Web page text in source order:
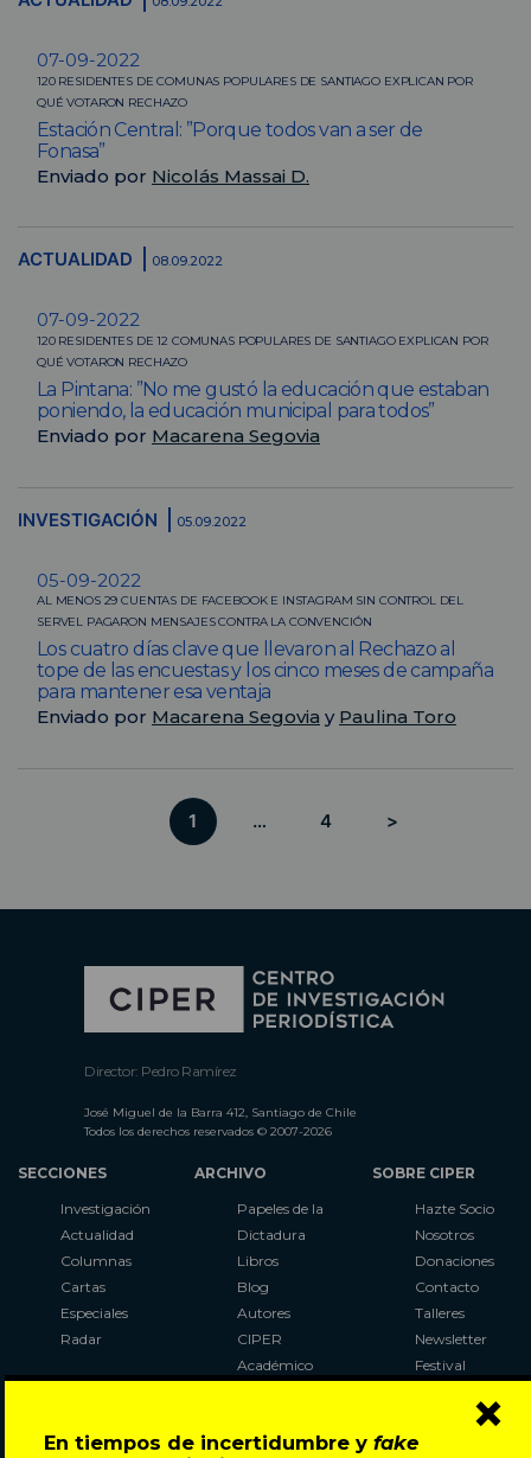
En tiempos de incertidumbre y fake
×
07-09-2022
120 RESIDENTES DE COMUNAS POPULARES DE SANTIAGO EXPLICAN POR
QUÉ VOTARON RECHAZO
Estación Central: ”Porque todos van a ser de
Fonasa”
Enviado por Nicolás Massai D.
ACTUALIDAD 08.09.2022
07-09-2022
120 RESIDENTES DE 12 COMUNAS POPULARES DE SANTIAGO EXPLICAN POR
QUÉ VOTARON RECHAZO
La Pintana: ”No me gustó la educación que estaban
poniendo, la educación municipal para todos”
Enviado por Macarena Segovia
INVESTIGACIÓN 05.09.2022
05-09-2022
AL MENOS 29 CUENTAS DE FACEBOOK E INSTAGRAM SIN CONTROL DEL
SERVEL PAGARON MENSAJES CONTRA LA CONVENCIÓN
Los cuatro días clave que llevaron al Rechazo al
tope de las encuestas y los cinco meses de campaña
para mantener esa ventaja
Enviado por Macarena Segovia y Paulina Toro
1 … 4 >
Director: Pedro Ramírez
José Miguel de la Barra 412, Santiago de Chile
Todos los derechos reservados © 2007-2026
SECCIONES
Investigación
Actualidad
Columnas
Cartas
Especiales
Radar
ARCHIVO
Papeles de la
Dictadura
Libros
Blog
Autores
CIPER
Académico
Al Plebiscito
SOBRE CIPER
Hazte Socio
Nosotros
Donaciones
Contacto
Talleres
Newsletter
Festival